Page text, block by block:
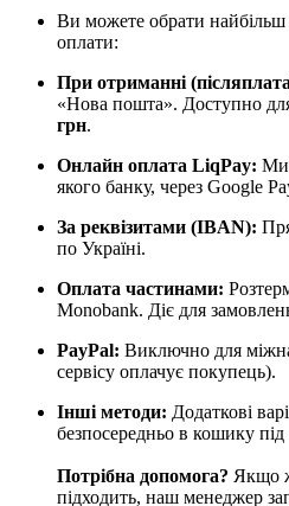
Ви можете обрати найбільш
оплати:
При отриманні
«Нова пошта». Доступно
грн.
Онлайн оплата LiqPay:
якого банку, через Google
За реквізитами (IBAN):
по Україні.
Оплата частинами:
Monobank. Діє для
PayPal: Виключно для
сервісу оплачує покупець).
Інші методи: Додаткові
безпосередньо в кошику
Потрібна допомога? Якщо
підходить, наш менеджер